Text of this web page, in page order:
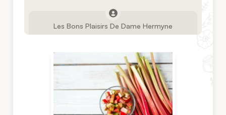
Les Bons Plaisirs De Dame Hermyne